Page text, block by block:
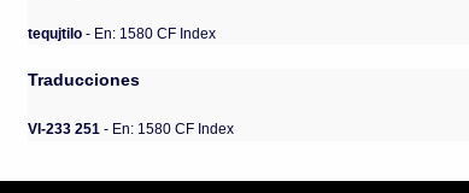
tequjtilo - En: 1580 CF Index
Traducciones
VI-233 251 - En: 1580 CF Index